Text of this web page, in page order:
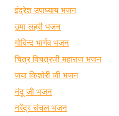
इंद्रेश उपाध्याय भजन
उमा लहरी भजन
गोविन्द भार्गव भजन
चित्र विचत्रजी महाराज भजन
जया किशोरी जी भजन
नंदू जी भजन
नरेंद्र चंचल भजन